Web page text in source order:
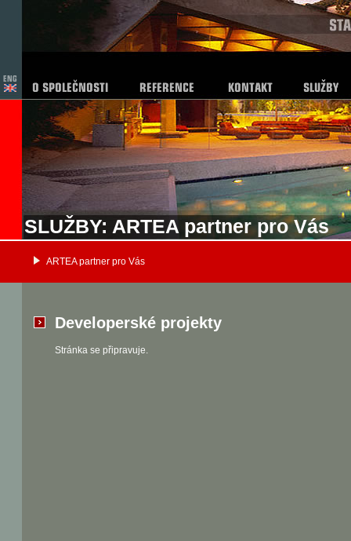
SLUŽBY: ARTEA partner pro Vás
ARTEA partner pro Vás
Developerské projekty
Stránka se připravuje.